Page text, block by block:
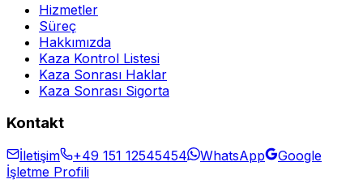
Hizmetler
Süreç
Hakkımızda
Kaza Kontrol Listesi
Kaza Sonrası Haklar
Kaza Sonrası Sigorta
Kontakt
İletişim +49 151 12545454 WhatsApp
Google
İşletme Profili